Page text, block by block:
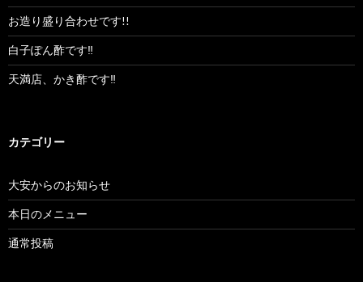
お造り盛り合わせです!!
白子ぽん酢です‼︎
天満店、かき酢です‼︎
カテゴリー
大安からのお知らせ
本日のメニュー
通常投稿